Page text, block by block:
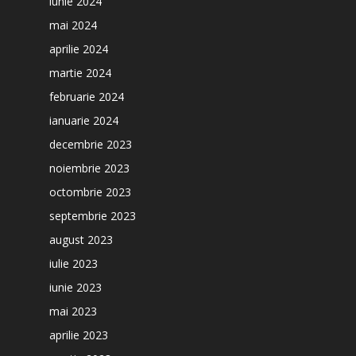
mai 2024
aprilie 2024
martie 2024
februarie 2024
ianuarie 2024
decembrie 2023
noiembrie 2023
octombrie 2023
septembrie 2023
august 2023
iulie 2023
iunie 2023
mai 2023
aprilie 2023